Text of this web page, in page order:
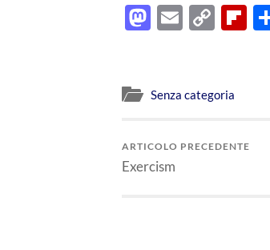
Mastodon
Email
Senza categoria
ARTICOLO PRECEDENTE
Exercism